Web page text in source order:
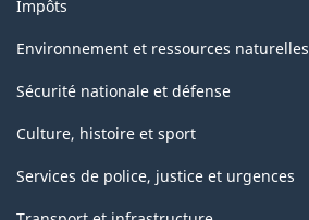
Impôts
Environnement et ressources naturelles
Sécurité nationale et défense
Culture, histoire et sport
Services de police, justice et urgences